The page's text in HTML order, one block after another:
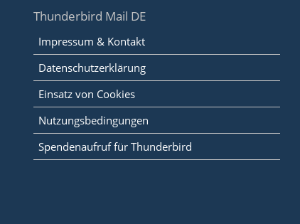
Thunderbird Mail DE
Impressum & Kontakt
Datenschutzerklärung
Einsatz von Cookies
Nutzungsbedingungen
Spendenaufruf für Thunderbird